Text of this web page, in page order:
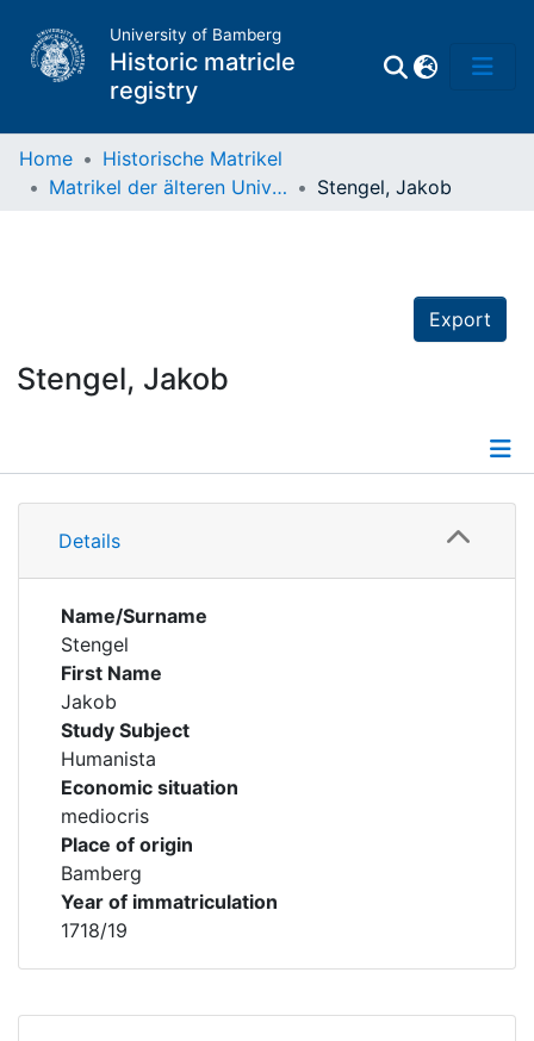
University of Bamberg
Historic matricle
registry
Home
Historische Matrikel
Matrikel der älteren Universität
Stengel, Jakob
Export
Stengel, Jakob
Details
Details
Name/Surname
Stengel
First Name
Jakob
Study Subject
Humanista
Economic situation
mediocris
Place of origin
Bamberg
Year of immatriculation
1718/19